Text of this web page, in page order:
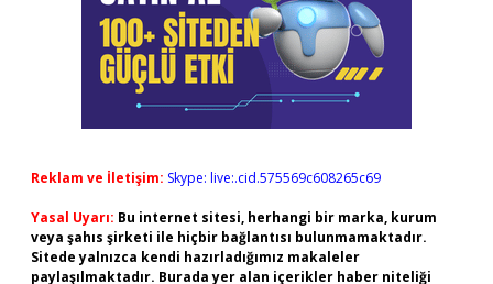
Reklam ve İletişim: Skype: live:.cid.575569c608265c69
Yasal Uyarı: Bu internet sitesi, herhangi bir marka, kurum
veya şahıs şirketi ile hiçbir bağlantısı bulunmamaktadır.
Sitede yalnızca kendi hazırladığımız makaleler
paylaşılmaktadır. Burada yer alan içerikler haber niteliği